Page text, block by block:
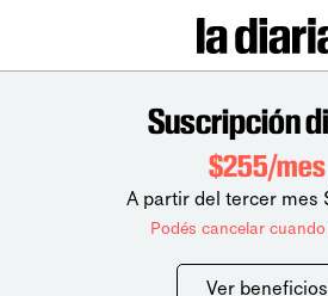
Suscripción
$255/mes
A partir del tercer mes
Podés cancelar
Ver beneficios